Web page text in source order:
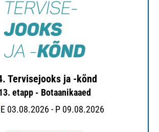
Tervisejooks ja -kõnd
etapp - Botaanikaaed
E 03.08.2026 - P 09.08.2026